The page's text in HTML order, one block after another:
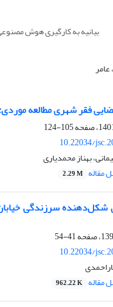
بیانیه به کارگیری هوش
عامر
فقر شهری مطالعه
105-124
10.22034/
بهناز محمدیاری
مقاله 2.29 M
شکل‌دهنده سرزندگی
41-54
10.22034/
مقاله 962.22 K